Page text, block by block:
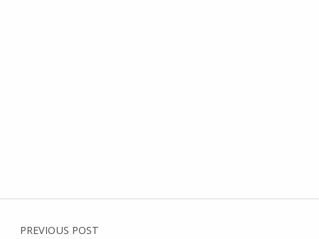
Post navigation
PREVIOUS POST